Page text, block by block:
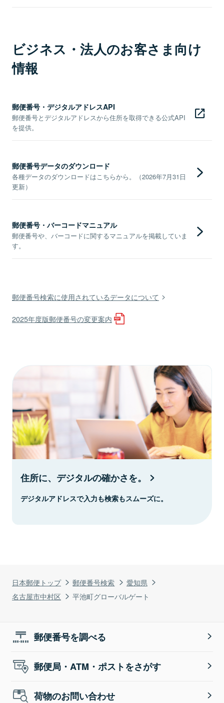
日本郵便トップ 郵便番号検索
愛知県
名古屋市中村区
平池町グローバルゲート
ビジネス・法人のお客さま向け
情報
郵便番号・デジタルアドレスAPI
郵便番号とデジタルアドレスから住所を取得できる公式API
を提供。
郵便番号データのダウンロード
各種データのダウンロードはこちらから。（2026年7月31日
更新）
郵便番号・バーコードマニュアル
郵便番号や、バーコードに関するマニュアルを掲載していま
す。
郵便番号検索に使用されているデータについて
2025年度版郵便番号の変更案内
住所に、デジタルの確かさを。
デジタルアドレスで入力も検索もスムーズに。
郵便番号を調べる
郵便局・ATM・ポストをさがす
荷物のお問い合わせ